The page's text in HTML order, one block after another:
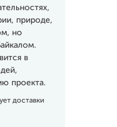
природе,
но
в
проекта.
доставки